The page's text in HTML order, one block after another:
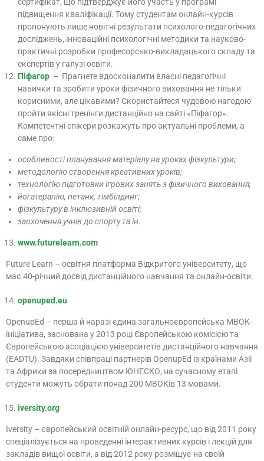
сертифікат, що підтверджує його участь у програмі
підвищення кваліфікації. Тому студентам онлайн-курсів
пропонують лише новітні результати психолого-педагогічних
досліджень, інноваційні психологічні методики та науково-
практичні розробки професорсько-викладацького складу та
експертів у галузі освіти.
Піфагор – Прагнете вдосконалити власні педагогічні
навички та зробити уроки фізичного виховання не тільки
корисними, але цікавими? Скористайтеся чудовою нагодою
пройти якісні тренінги дистанційно на сайті «Піфагор».
Компетентні спікери розкажуть про актуальні проблеми, а
саме про:
особливості планування матеріалу на уроках фізкультури;
методологію створення креативних уроків;
технологію підготовки ігрових занять з фізичного виховання;
йогатерапію, петанк, тімбілдинг;
фізкультуру в інклюзивній освіті;
заохочення учнів до спорту та ін.
www.futurelearn.com
Future Learn – освітня платформа Відкритого університету, що
має 40-річний досвід дистанційного навчання та онлайн-освіти.
openuped.eu
OpenupЕd – перша й наразі єдина загальноєвропейська МВОК-
ініціатива, заснована у 2013 році Європейською комісією та
Європейською асоціацією університетів дистанційного навчання
(EADTU). Завдяки співпраці партнерів OpenupEd із країнами Азії
та Африки за посередництвом ЮНЕСКО, на сучасному етапі
студенти можуть обрати понад 200 МВОКів 13 мовами.
iversity.org
Iversity – європейський освітній онлайн-ресурс, що від 2011 року
спеціалізується на проведенні інтерактивних курсів і лекцій для
закладів вищої освіти, а від 2012 року розміщує на своїй